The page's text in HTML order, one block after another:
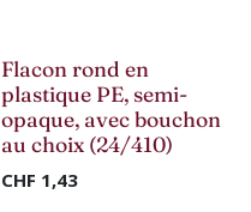
Flacon rond en
plastique PE, semi-
opaque, avec bouchon
au choix (24/410)
CHF 1,43